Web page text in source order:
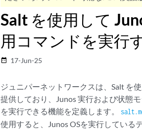
Salt を使用して
用コマンドを実行
date_range 17-Jun-25
ジュニパーネットワークスは、Salt を
提供しており、Junos 実行および状態
を実行できる機能を定義します。
使用すると、Junos OSを実行している